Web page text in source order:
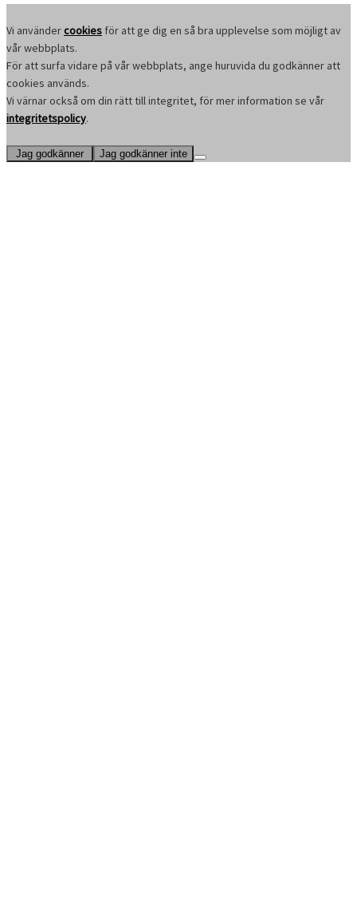
Vi användercookies för att ge dig en så bra upplevelse som möjligt av
vår webbplats.
För att surfa vidare på vår webbplats, ange huruvida du godkänner att
cookies används.
Vi värnar också om din rätt till integritet, för mer information se vår
integritetspolicy.
Jag godkänner Jag godkänner inte